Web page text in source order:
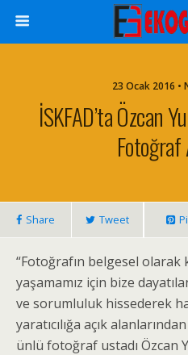
23 Ocak 2016 •
İSKFAD’ta Özcan
Share Tweet
“Fotoğrafın belgesel olarak
yaşamamız için bize
ve sorumluluk hissederek
yaratıcılığa açık
ünlü fotoğraf ustadı Özcan